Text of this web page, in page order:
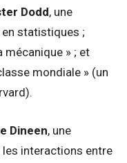
Dodd, une
en statistiques ;
mécanique » ; et
mondiale » (un
Dineen, une
les interactions entre